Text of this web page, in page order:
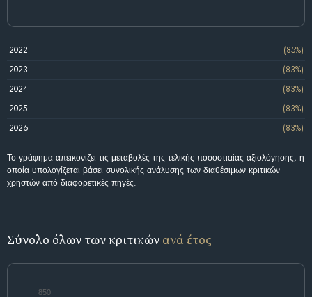
2022
(85%)
2023
(83%)
2024
(83%)
2025
(83%)
2026
(83%)
Το γράφημα απεικονίζει τις μεταβολές της τελικής ποσοστιαίας αξιολόγησης, η
οποία υπολογίζεται βάσει συνολικής ανάλυσης των διαθέσιμων κριτικών
χρηστών από διαφορετικές πηγές.
Σύνολο όλων των κριτικών ανά έτος
850